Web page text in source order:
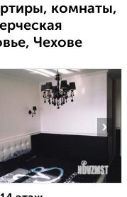
комнаты,
Чехове
›